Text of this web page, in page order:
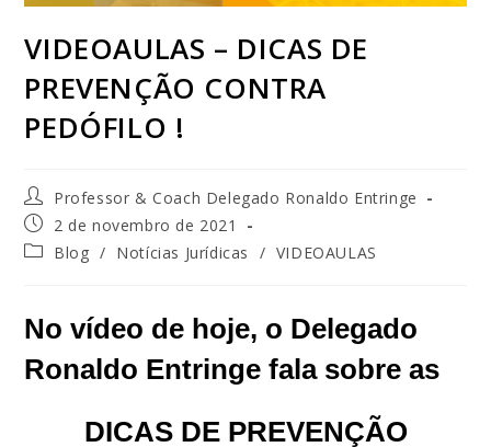
VIDEOAULAS – DICAS DE
PREVENÇÃO CONTRA
PEDÓFILO !
Professor & Coach Delegado Ronaldo Entringe
2 de novembro de 2021
Blog / Notícias Jurídicas / VIDEOAULAS
No vídeo de hoje, o Delegado
Ronaldo Entringe fala sobre as
DICAS DE PREVENÇÃO